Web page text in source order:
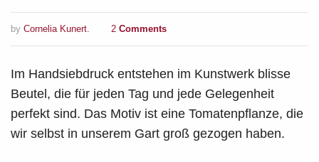
by Cornelia Kunert. 2 Comments
Im Handsiebdruck entstehen im Kunstwerk blisse
Beutel, die für jeden Tag und jede Gelegenheit
perfekt sind. Das Motiv ist eine Tomatenpflanze, die
wir selbst in unserem Gart groß gezogen haben.